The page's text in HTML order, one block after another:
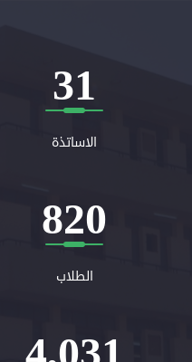
31
الاساتذة
820
الطلاب